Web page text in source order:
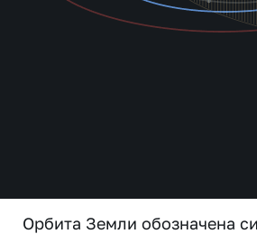
Орбита Земли обозначена